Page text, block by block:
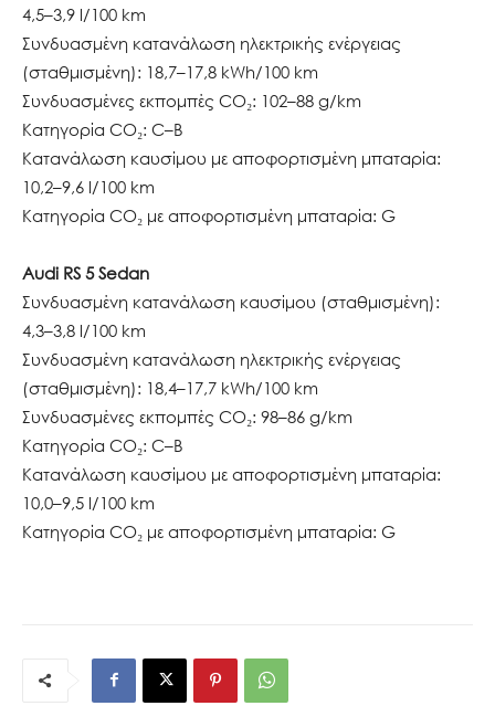
4,5–3,9 l/100 km
Συνδυασμένη κατανάλωση ηλεκτρικής ενέργειας
(σταθμισμένη): 18,7–17,8 kWh/100 km
Συνδυασμένες εκπομπές CO₂: 102–88 g/km
Κατηγορία CO₂: C–B
Κατανάλωση καυσίμου με αποφορτισμένη μπαταρία:
10,2–9,6 l/100 km
Κατηγορία CO₂ με αποφορτισμένη μπαταρία: G
Audi RS 5 Sedan
Συνδυασμένη κατανάλωση καυσίμου (σταθμισμένη):
4,3–3,8 l/100 km
Συνδυασμένη κατανάλωση ηλεκτρικής ενέργειας
(σταθμισμένη): 18,4–17,7 kWh/100 km
Συνδυασμένες εκπομπές CO₂: 98–86 g/km
Κατηγορία CO₂: C–B
Κατανάλωση καυσίμου με αποφορτισμένη μπαταρία:
10,0–9,5 l/100 km
Κατηγορία CO₂ με αποφορτισμένη μπαταρία: G